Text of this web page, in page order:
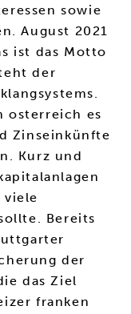
sowie
August 2021
ist das Motto
der
osterreich es
Zinseinkünfte
Kurz und
viele
Bereits
der
das Ziel
franken